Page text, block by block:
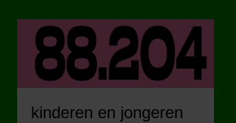
kinderen en jongeren